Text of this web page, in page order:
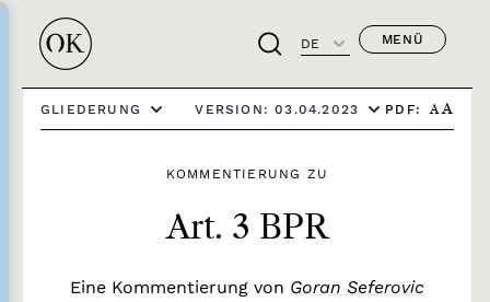
DE MENÜ
GLIEDERUNG VERSION: 03.04.2023 PDF: A A
KOMMENTIERUNG ZU
Art. 3 BPR
Eine Kommentierung von Goran Seferovic